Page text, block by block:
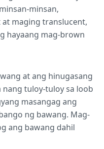
minsan,
maging translucent,
hayaang mag-brown
at ang hinugasang
nang tuloy-tuloy sa loob
masangag ang
ng bawang. Mag-
ang bawang dahil